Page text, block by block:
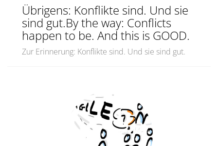
Übrigens: Konflikte sind. Und sie
sind gut.By the way: Conflicts
happen to be. And this is GOOD.
Zur Erinnerung: Konflikte sind. Und sie sind gut.